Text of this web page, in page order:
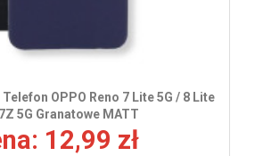
OPPO Reno 7 Lite 5G / 8 Lite
5G Granatowe MATT
12,99 zł